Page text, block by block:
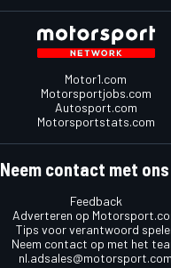
Motor1.com
Motorsportjobs.com
Autosport.com
Motorsportstats.com
Neem contact met
Feedback
Adverteren op
Tips voor verantwoord
Neem contact op met het
nl.adsales@motorsport.com